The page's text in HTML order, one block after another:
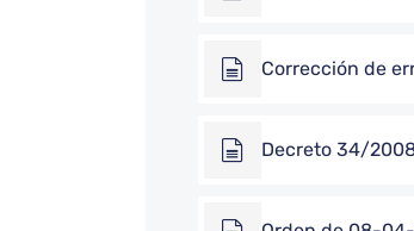
Corrección de
Decreto 34/